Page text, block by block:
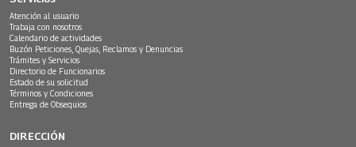
Atención al usuario
Trabaja con nosotros
Calendario de actividades
Buzón Peticiones, Quejas, Reclamos y Denuncias
Trámites y Servicios
Directorio de Funcionarios
Estado de su solicitud
Términos y Condiciones
Entrega de Obsequios
DIRECCIÓN